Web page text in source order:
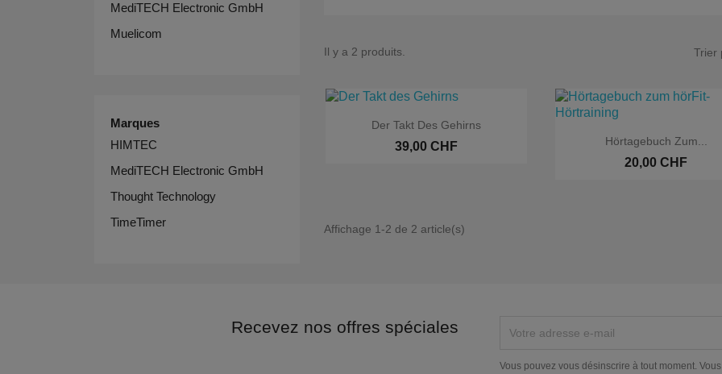
MediTECH Electronic GmbH
Muelicom
Marques
HIMTEC
MediTECH Electronic GmbH
Thought Technology
TimeTimer
Il y a 2 produits. Trier
 Aperçu rapide
Der Takt Des Gehirns
39,00 CHF  Aperçu rapide
Hörtagebuch Zum...
20,00 CHF
Affichage 1-2 de 2 article(s)
Recevez nos offres spéciales
Vous pouvez vous désinscrire à tout moment.